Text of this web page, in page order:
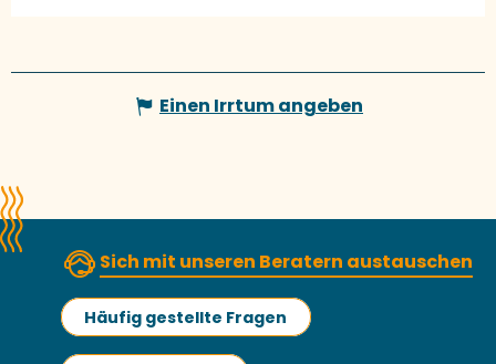
Einen Irrtum angeben
Sich mit unseren Beratern austauschen
Häufig gestellte Fragen